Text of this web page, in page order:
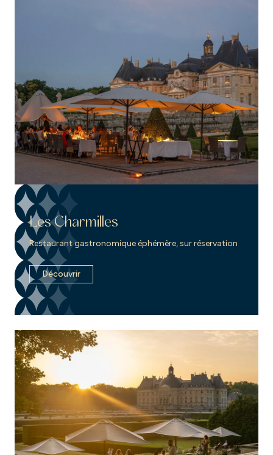
Les Charmilles
Restaurant gastronomique éphémère, sur réservation
Découvrir